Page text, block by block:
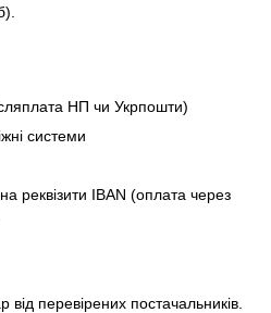
НП чи Укрпошти)
системи
реквізити IBAN (оплата через
від перевірених постачальників.